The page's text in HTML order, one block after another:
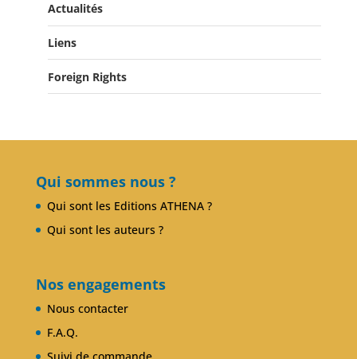
Actualités
Actualités
Salons du Livre
Club Alcibiade Didascaux
Forum enseignants
Liens
Foreign Rights
Qui sommes nous ?
Qui sont les Editions ATHENA ?
Qui sont les auteurs ?
Nos engagements
Nous contacter
F.A.Q.